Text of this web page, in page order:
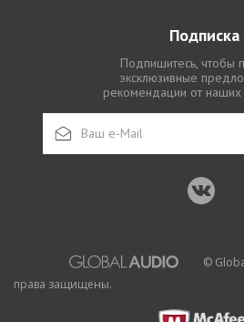
Подписка
Подпишитесь, чтобы
эксклюзивные
рекомендации от наших
©
права защищены.